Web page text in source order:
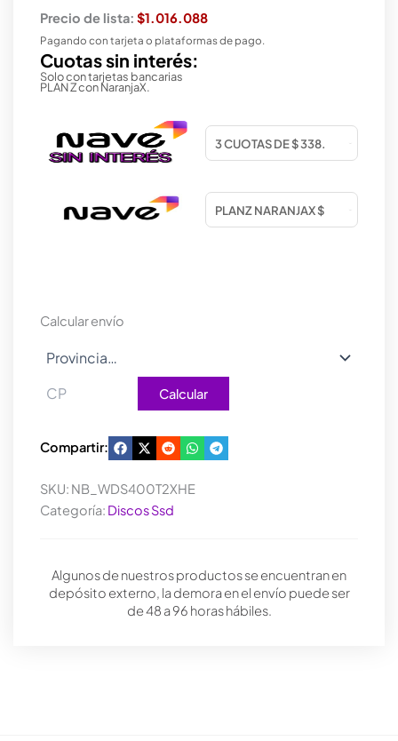
Precio de lista: $1.016.088
Pagando con tarjeta o plataformas de pago.
Cuotas sin interés:
Solo con tarjetas bancarias
PLAN Z con NaranjaX.
Calcular envío
Calcular
Compartir:
SKU: NB_WDS400T2XHE
Categoría: Discos Ssd
Algunos de nuestros productos se encuentran en
depósito externo, la demora en el envío puede ser
de 48 a 96 horas hábiles.